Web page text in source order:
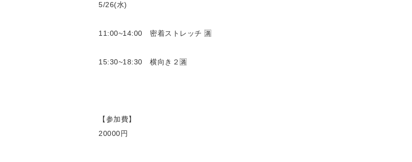
5/26(水)
11:00~14:00 密着ストレッチ 🈵
15:30~18:30 横向き２🈵
【参加費】
20000円